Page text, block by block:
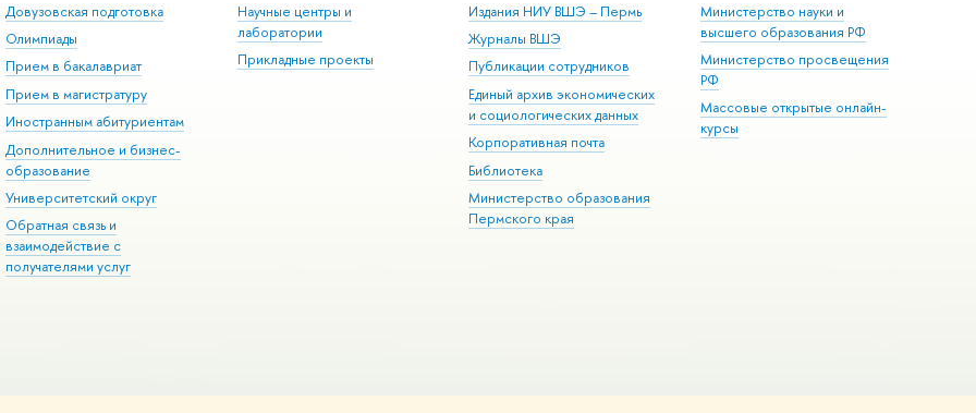
Довузовская подготовка
Олимпиады
Прием в бакалавриат
Прием в магистратуру
Иностранным абитуриентам
Дополнительное и бизнес-
образование
Университетский округ
Обратная связь и
взаимодействие с
получателями услуг
Научные центры и
лаборатории
Прикладные проекты
Издания НИУ ВШЭ ­– Пермь
Журналы ВШЭ
Публикации сотрудников
Единый архив экономических
и социологических данных
Корпоративная почта
Библиотека
Министерство образования
Пермского края
Министерство науки и
высшего образования РФ
Министерство просвещения
РФ
Массовые открытые онлайн-
курсы